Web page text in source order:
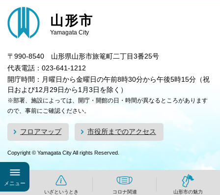
メニュー
いざというとき コロナ関連 山形市の魅力
山形市
Yamagata City
〒990-8540 山形県山形市旅篭町二丁目3番25号
代表電話：023-641-1212
開庁時間：月曜日から金曜日の午前8時30分から午後5時15分（祝
日および12月29日から1月3日を除く）
※部署、施設によっては、開庁・開館の日・時間が異なるところがあります
ので、事前にご確認ください。
フロアマップ 市役所までのアクセス
Copyright © Yamagata City All rights Reserved.